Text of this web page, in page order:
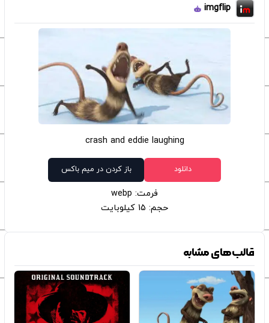
imgflip
crash and eddie laughing
دانلود باز کردن در میم باکس
فرمت: webp
حجم: 15 کیلوبایت
قالب‌های مشابه